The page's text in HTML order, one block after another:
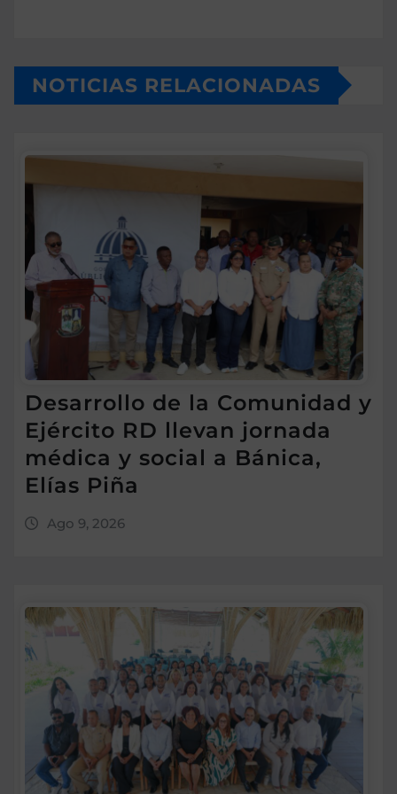
NOTICIAS RELACIONADAS
Desarrollo de la Comunidad y
Ejército RD llevan jornada
médica y social a Bánica,
Elías Piña
Ago 9, 2026